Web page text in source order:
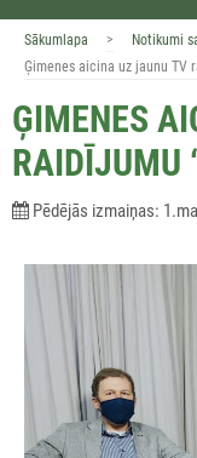
Sākumlapa > Notikumi
Ģimenes aicina uz jaunu TV
ĢIMENES
RAIDĪJUMU
Pēdējās izmaiņas: